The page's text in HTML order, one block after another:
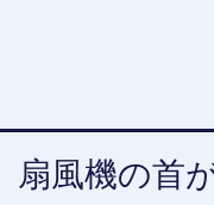
扇風機の首